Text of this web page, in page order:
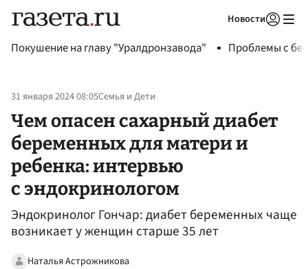
Новости
Покушение на главу "Уралдронзавода" Проблемы с
31 января 2024 08:05Семья и Дети
Чем опасен сахарный диабет
беременных для матери и
ребенка: интервью
с эндокринологом
Эндокринолог Гончар: диабет беременных чаще
возникает у женщин старше 35 лет
Наталья Астрожникова